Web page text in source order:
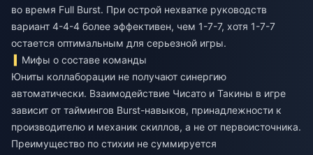
во время Full Burst. При острой нехватке руководств
вариант 4-4-4 более эффективен, чем 1-7-7, хотя 1-7-7
остается оптимальным для серьезной игры.
Мифы о составе команды
Юниты коллаборации не получают синергию
автоматически. Взаимодействие Чисато и Такины в игре
зависит от таймингов Burst-навыков, принадлежности к
производителю и механик скиллов, а не от первоисточника.
Преимущество по стихии не суммируется